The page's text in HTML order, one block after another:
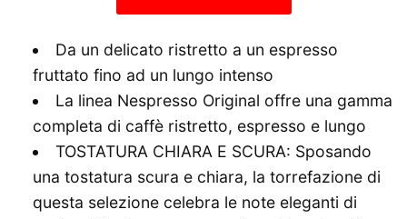
Da un delicato ristretto a un espresso
fruttato fino ad un lungo intenso
La linea Nespresso Original offre una gamma
completa di caffè ristretto, espresso e lungo
TOSTATURA CHIARA E SCURA: Sposando
una tostatura scura e chiara, la torrefazione di
questa selezione celebra le note eleganti di